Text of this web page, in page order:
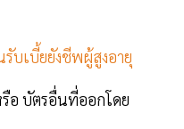
บเบี้ยยังชีพผู้สูงอายุ
อ บัตรอื่นที่ออกโดย